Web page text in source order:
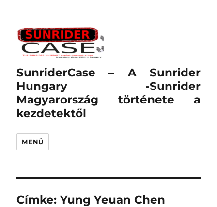
SunriderCase – A Sunrider
Hungary -Sunrider
Magyarország története a
kezdetektől
MENÜ
Címke:Yung Yeuan Chen